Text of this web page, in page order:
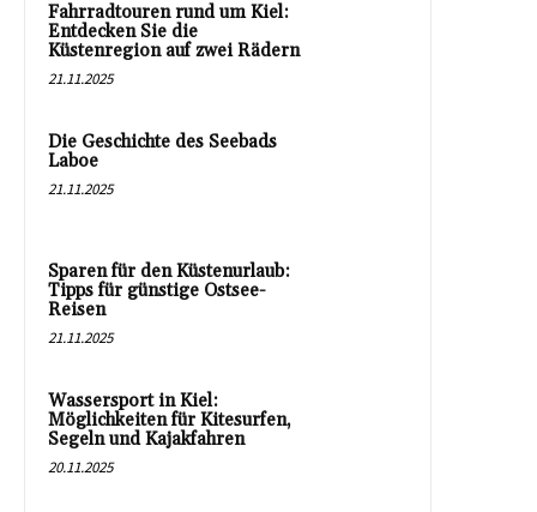
Fahrradtouren rund um Kiel:
Entdecken Sie die
Küstenregion auf zwei Rädern
21.11.2025
Die Geschichte des Seebads
Laboe
21.11.2025
Sparen für den Küstenurlaub:
Tipps für günstige Ostsee-
Reisen
21.11.2025
Wassersport in Kiel:
Möglichkeiten für Kitesurfen,
Segeln und Kajakfahren
20.11.2025